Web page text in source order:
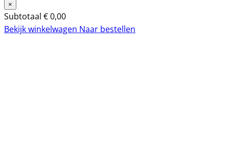
×
Subtotaal €0,00
Bekijk winkelwagen Naar bestellen